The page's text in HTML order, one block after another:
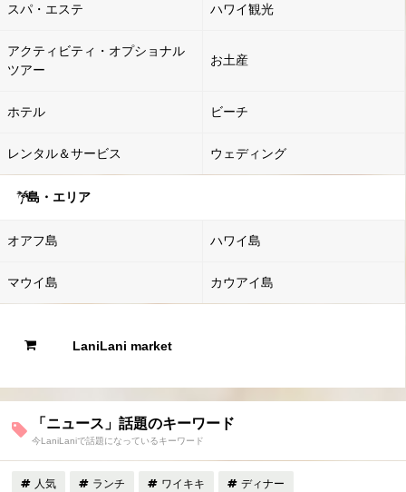
スパ・エステ ハワイ観光
アクティビティ・オプショナル
ツアー
お土産
ホテル ビーチ
レンタル＆サービス ウェディング
島・エリア
オアフ島 ハワイ島
マウイ島 カウアイ島
LaniLani market
「ニュース」話題のキーワード
今LaniLaniで話題になっているキーワード
人気 ランチ ワイキキ ディナー